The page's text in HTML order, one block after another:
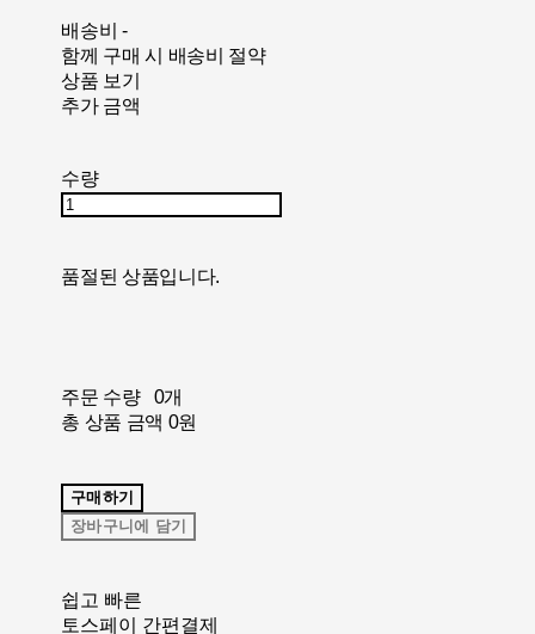
배송비 -
함께 구매 시 배송비 절약
상품 보기
추가 금액
수량
품절된 상품입니다.
주문 수량
0개
총 상품 금액 0원
구매하기
장바구니에 담기
쉽고 빠른
토스페이 간편결제